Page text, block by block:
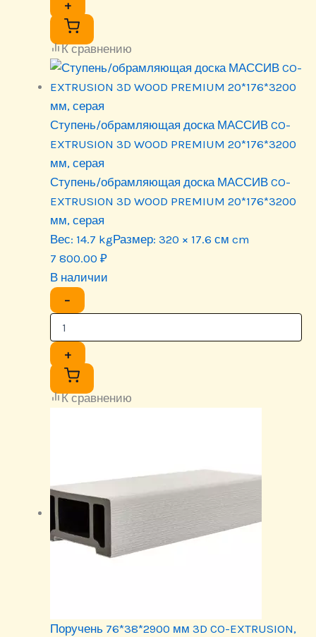
+
К сравнению
Ступень/обрамляющая доска МАССИВ CO-
EXTRUSION 3D WOOD PREMIUM 20*176*3200
мм, серая
Ступень/обрамляющая доска МАССИВ CO-
EXTRUSION 3D WOOD PREMIUM 20*176*3200
мм, серая
Вес: 14.7 kgРазмер: 320 × 17.6 см cm
7 800.00 ₽
В наличии
−
+
К сравнению
Поручень 76*38*2900 мм 3D CO-EXTRUSION,